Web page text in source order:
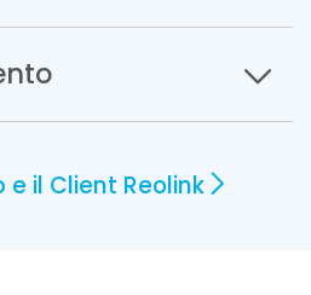
e il Client Reolink